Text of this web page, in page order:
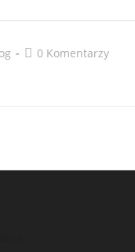
Post0 Komentarzy